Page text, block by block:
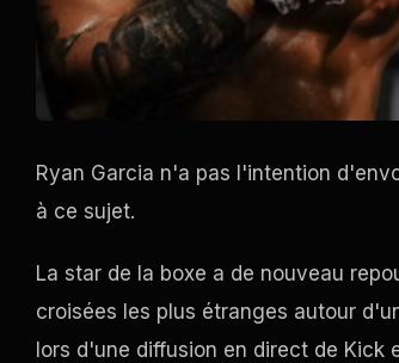
Ryan Garcia n'a pas l'intention
à ce sujet.
La star de la boxe a de nouveau
croisées les plus étranges autour
lors d'une diffusion en direct de